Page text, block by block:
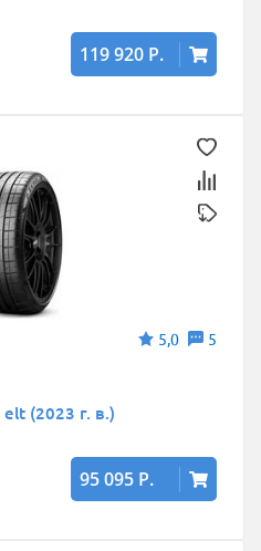
119 920 Р.
5,0
5
(2023 г. в.)
95 095 Р.